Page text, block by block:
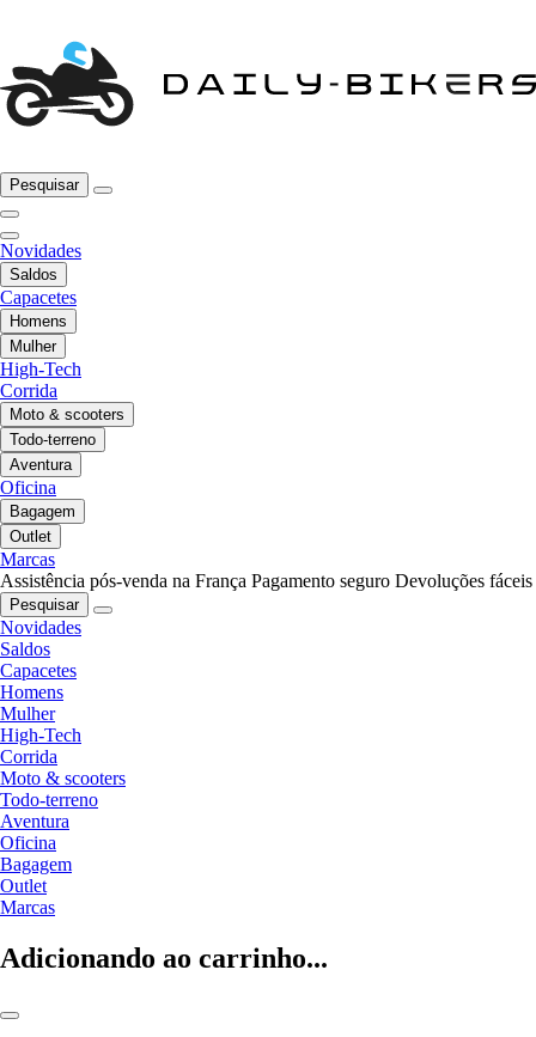
Pesquisar
Novidades
Saldos
Capacetes
Homens
Mulher
High-Tech
Corrida
Moto & scooters
Todo-terreno
Aventura
Oficina
Bagagem
Outlet
Marcas
Assistência pós-venda na França Pagamento seguro Devoluções fáceis
Pesquisar
Novidades
Saldos
Capacetes
Homens
Mulher
High-Tech
Corrida
Moto & scooters
Todo-terreno
Aventura
Oficina
Bagagem
Outlet
Marcas
Adicionando ao carrinho...